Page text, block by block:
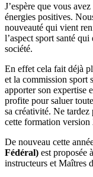
J’espère que vous
énergies positives.
nouveauté qui vient
l’aspect sport santé
société.
En effet cela fait déjà
et la commission sport
apporter son expertise
profite pour saluer
sa créativité. Ne
cette formation version
De nouveau cette
Fédéral) est proposée
instructeurs et Maîtres